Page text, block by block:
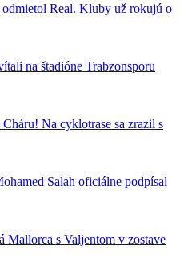
Real. Kluby už rokujú o
na štadióne Trabzonsporu
Na cyklotrase sa zrazil s
Salah oficiálne podpísal
Mallorca s Valjentom v zostave